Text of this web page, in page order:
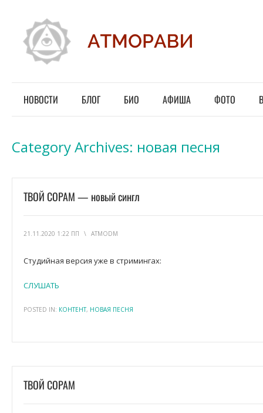
НОВОСТИ БЛОГ БИО АФИША ФОТО
Category Archives: новая песня
ТВОЙ СОРАМ — новый сингл
21.11.2020 1:22 ПП \ ATMODM
Студийная версия уже в стримингах:
СЛУШАТЬ
POSTED IN: КОНТЕНТ, НОВАЯ ПЕСНЯ
ТВОЙ СОРАМ